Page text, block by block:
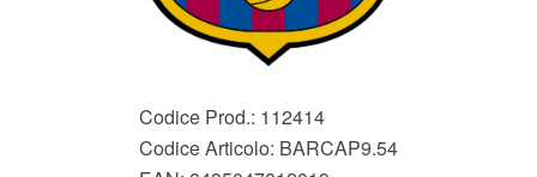
Codice Prod.: 112414
Codice Articolo: BARCAP9.54